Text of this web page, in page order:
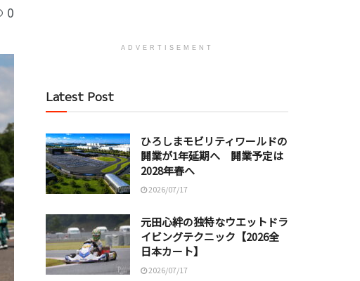
0
ADVERTISEMENT
Latest Post
ひろしまモビリティワールドの
開業が1年延期へ 開業予定は
2028年春へ
2026/07/17
元田心絆の独特なウエットドラ
イビングテクニック【2026全
日本カート】
2026/07/17